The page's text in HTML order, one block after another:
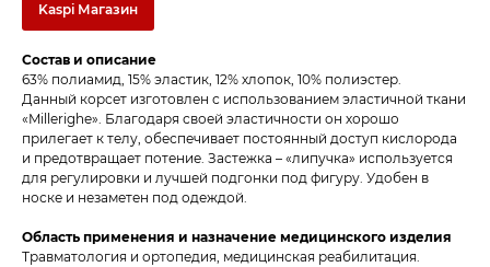
Kaspi Магазин
Состав и описание
63% полиамид, 15% эластик, 12% хлопок, 10% полиэстер.
Данный корсет изготовлен с использованием эластичной ткани
«Millerighe». Благодаря своей эластичности он хорошо
прилегает к телу, обеспечивает постоянный доступ кислорода
и предотвращает потение. Застежка – «липучка» используется
для регулировки и лучшей подгонки под фигуру. Удобен в
носке и незаметен под одеждой.
Область применения и назначение медицинского изделия
Травматология и ортопедия, медицинская реабилитация.